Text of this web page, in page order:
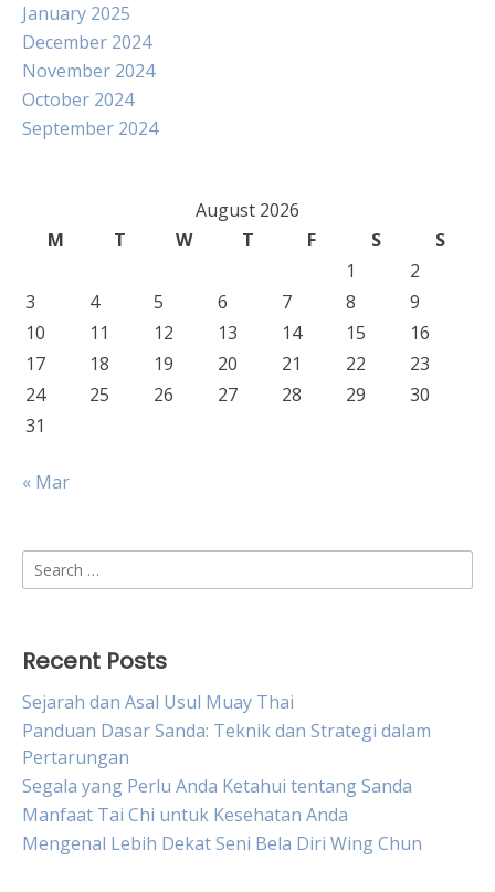
January 2025
December 2024
November 2024
October 2024
September 2024
August 2026
M
T W T F S
S
1
2
3
4 5 6 7 8
9
10
11 12 13 14 15
16
17
18 19 20 21 22
23
24
25 26 27 28 29
30
31
« Mar
Search
for:
Recent Posts
Sejarah dan Asal Usul Muay Thai
Panduan Dasar Sanda: Teknik dan Strategi dalam
Pertarungan
Segala yang Perlu Anda Ketahui tentang Sanda
Manfaat Tai Chi untuk Kesehatan Anda
Mengenal Lebih Dekat Seni Bela Diri Wing Chun